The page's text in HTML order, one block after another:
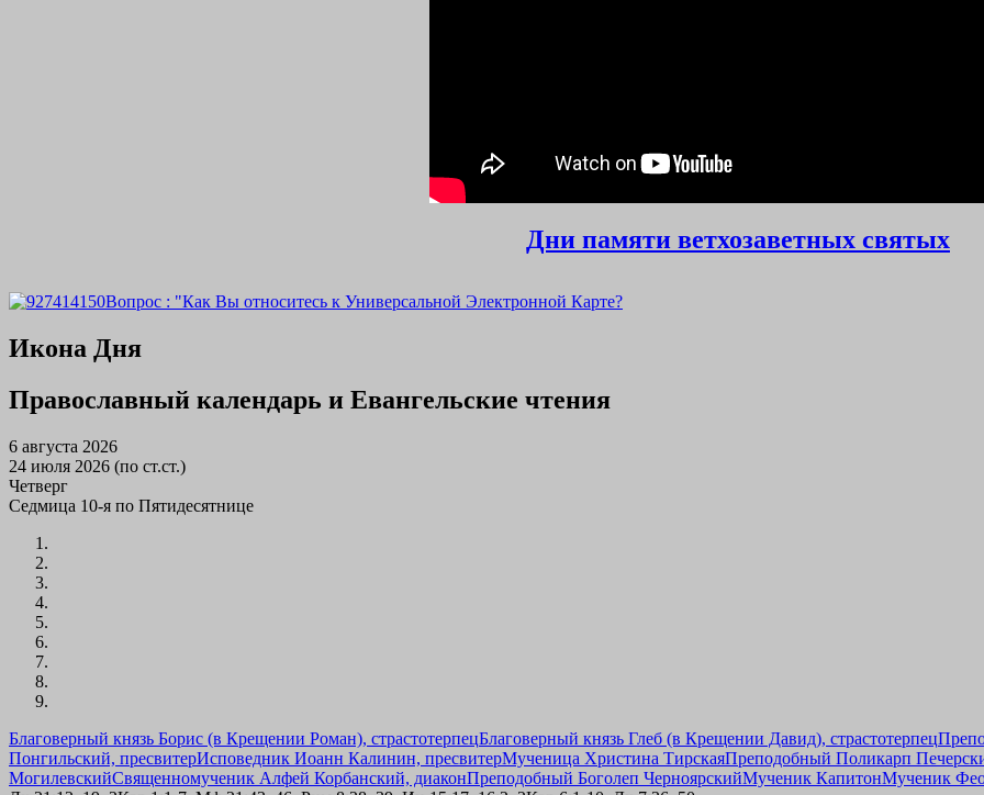
Дни памяти ветхозаветных святых
Вопрос : "Как Вы относитесь к Универсальной Электронной Карте?
Икона Дня
Православный календарь и Евангельские чтения
6 августа 2026
24 июля 2026 (по ст.ст.)
Четверг
Седмица 10-я по Пятидесятнице
Благоверный князь Борис (в Крещении Роман), страстотерпецБлаговерный князь Глеб (в Крещении Давид), страстотерпец
Понгильский, пресвитерИсповедник Иоанн Калинин, пресвитерМученица Христина ТирскаяПреподобный Поликарп
МогилевскийСвященномученик Алфей Корбанский, диаконПреподобный Боголеп ЧерноярскийМученик КапитонМученик